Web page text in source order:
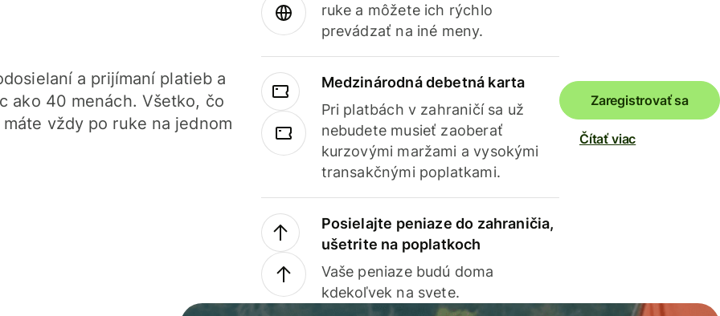
a prijímaní platieb a
ako 40 menách. Všetko, čo
vždy po ruke na jednom
ruke a môžete ich rýchlo
prevádzať na iné meny.
Medzinárodná debetná karta
Pri platbách v zahraničí sa už
nebudete musieť zaoberať
kurzovými maržami a vysokými
transakčnými poplatkami.
Posielajte peniaze do zahraničia,
ušetrite na poplatkoch
Vaše peniaze budú doma
kdekoľvek na svete.
Zaregistrovať sa
Čítať viac